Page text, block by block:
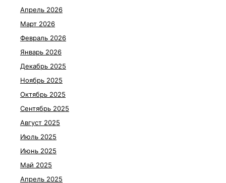
Апрель 2026
Март 2026
Февраль 2026
Январь 2026
Декабрь 2025
Ноябрь 2025
Октябрь 2025
Сентябрь 2025
Август 2025
Июль 2025
Июнь 2025
Май 2025
Апрель 2025